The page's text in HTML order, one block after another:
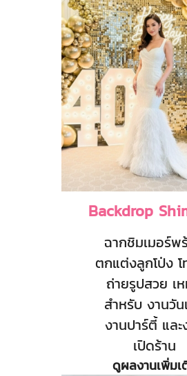
Backdrop
ฉากชิมเมอร์พ
ตกแต่งลูกโป่ง
ถ่ายรูปสวย เห
สำหรับ งานวัน
งานปาร์ตี้ และ
เปิดร้าน
ดูผลงานเพิ่มเ